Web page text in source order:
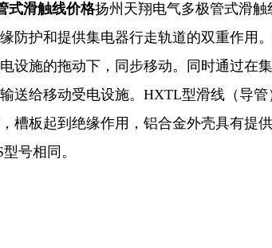
式滑触线价格扬州天翔电气多极管式滑
防护和提供集电器行走轨道的双重作用
设施的拖动下，同步移动。同时通过在
送给移动受电设施。HXTL型滑线（导
槽板起到绝缘作用，铝合金外壳具有提
号相同。